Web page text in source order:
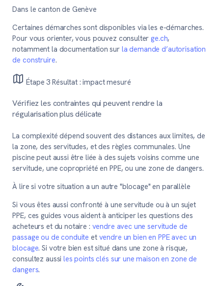
Dans le canton de Genève
Certaines démarches sont disponibles via les e-démarches.
Pour vous orienter, vous pouvez consulterge.ch,
notamment la documentation sur la demande d’autorisation
de construire.
Étape 3Résultat : impact mesuré
Vérifiez les contraintes qui peuvent rendre la
régularisation plus délicate
La complexité dépend souvent des distances aux limites, de
la zone, des servitudes, et des règles communales. Une
piscine peut aussi être liée à des sujets voisins comme une
servitude, une copropriété en PPE, ou une zone de dangers.
À lire si votre situation a un autre "blocage" en parallèle
Si vous êtes aussi confronté à une servitude ou à un sujet
PPE, ces guides vous aident à anticiper les questions des
acheteurs et du notaire : vendre avec une servitude de
passage ou de conduite et vendre un bien en PPE avec un
blocage. Si votre bien est situé dans une zone à risque,
consultez aussiles points clés sur une maison en zone de
dangers.